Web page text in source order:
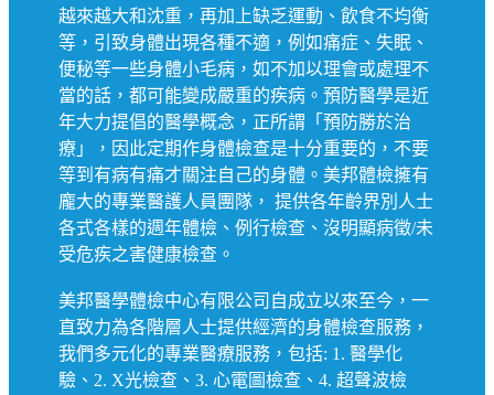
越來越大和沈重，再加上缺乏運動、飲食不均衡
等，引致身體出現各種不適，例如痛症、失眠、
便秘等一些身體小毛病，如不加以理會或處理不
當的話，都可能變成嚴重的疾病。預防醫學是近
年大力提倡的醫學概念，正所謂「預防勝於治
療」，因此定期作身體檢查是十分重要的，不要
等到有病有痛才關注自己的身體。美邦體檢擁有
龐大的專業醫護人員團隊， 提供各年齡界別人士
各式各樣的週年體檢、例行檢查、沒明顯病徵/未
受危疾之害健康檢查。
美邦醫學體檢中心有限公司自成立以來至今，一
直致力為各階層人士提供經濟的身體檢查服務，
我們多元化的專業醫療服務，包括: 1. 醫學化
驗、2. X光檢查、3. 心電圖檢查、4. 超聲波檢